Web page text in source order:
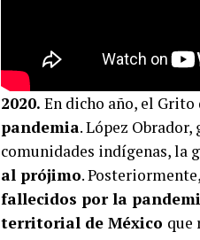
2020. En dicho año, el
pandemia. López Obrador,
comunidades indígenas, la
al prójimo.
fallecidos por la
territorial de México que